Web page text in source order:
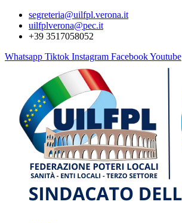
segreteria@uilfpl.verona.it
uilfplverona@pec.it
+39 3517058052
Whatsapp Tiktok Instagram FacebookYoutube